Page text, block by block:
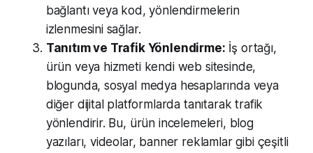
bağlantı veya kod, yönlendirmelerin
izlenmesini sağlar.
Tanıtım ve Trafik Yönlendirme: İş ortağı,
ürün veya hizmeti kendi web sitesinde,
blogunda, sosyal medya hesaplarında veya
diğer dijital platformlarda tanıtarak trafik
yönlendirir. Bu, ürün incelemeleri, blog
yazıları, videolar, banner reklamlar gibi çeşitli